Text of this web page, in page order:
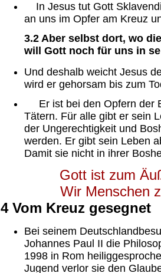
In Jesus tut Gott
an uns im Opfer am Kreuz
3.2 Aber selbst dort, wo
will Gott noch für uns in
Und deshalb weicht Jesus
wird er gehorsam bis zum
Er ist bei den Opfern der
Tätern. Für alle gibt er sein
der Ungerechtigkeit und
werden. Er gibt sein Leben
Damit sie nicht in ihrer
Gott ist zum
Wir Menschen
4 Vom Kreuz gesegnet
Bei seinem
Johannes Paul II die
1998 in Rom
Jugend verlor sie den